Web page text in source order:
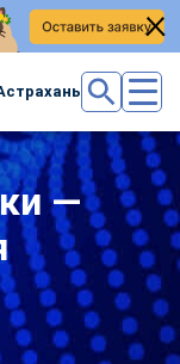
—